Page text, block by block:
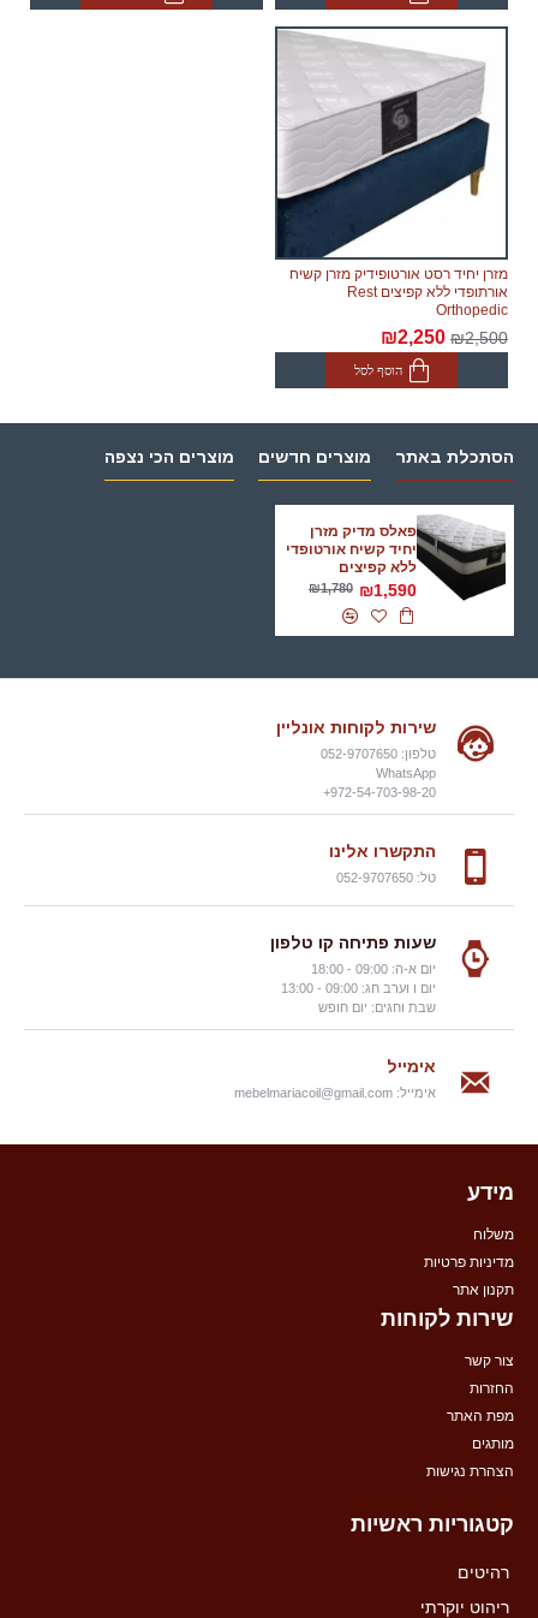
מזרן יחיד רסט אורטופידיק מזרן קשיח
אורתופדי ללא קפיצים Rest
Orthopedic
₪2,500
₪2,250
הוסף לסל
הסתכלת באתר מוצרים חדשים מוצרים הכי נצפה
פאלס מדיק מזרן
יחיד קשיח אורטופדי
ללא קפיצים
₪1,590
₪1,780
שירות לקוחות אונליין
טלפון: 052-9707650
WhatsApp
972-54-703-98-20+
התקשרו אלינו
טל: 052-9707650
שעות פתיחה קו טלפון
יום א-ה: 09:00 - 18:00
יום ו וערב חג: 09:00 - 13:00
שבת וחגים: יום חופש
אימייל
אימייל: mebelmariacoil@gmail.com
מידע
משלוח
מדיניות פרטיות
תקנון אתר
שירות לקוחות
צור קשר
החזרות
מפת האתר
מותגים
הצהרת נגישות
קטגוריות ראשיות
רהיטים
ריהוט יוקרתי